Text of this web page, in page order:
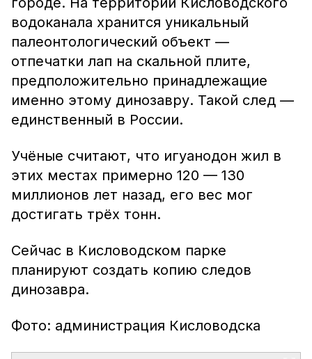
водоканала хранится уникальный
палеонтологический объект —
отпечатки лап на скальной плите,
предположительно принадлежащие
именно этому динозавру. Такой след —
единственный в России.
Учёные считают, что игуанодон жил в
этих местах примерно 120 — 130
миллионов лет назад, его вес мог
достигать трёх тонн.
Сейчас в Кисловодском парке
планируют создать копию следов
динозавра.
Фото: администрация Кисловодска